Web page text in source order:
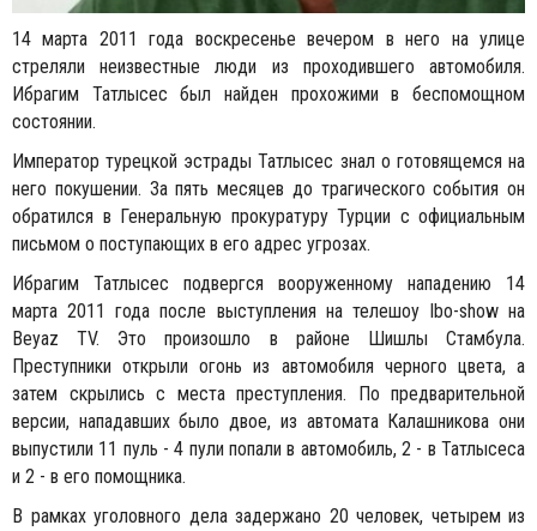
14 марта 2011 года воскресенье вечером в него на улице
стреляли неизвестные люди из проходившего автомобиля.
Ибрагим Татлысес был найден прохожими в беспомощном
состоянии.
Император турецкой эстрады Татлысес знал о готовящемся на
него покушении. За пять месяцев до трагического события он
обратился в Генеральную прокуратуру Турции с официальным
письмом о поступающих в его адрес угрозах.
Ибрагим Татлысес подвергся вооруженному нападению 14
марта 2011 года после выступления на телешоу Ibo-show на
Beyaz TV. Это произошло в районе Шишлы Стамбула.
Преступники открыли огонь из автомобиля черного цвета, а
затем скрылись с места преступления. По предварительной
версии, нападавших было двое, из автомата Калашникова они
выпустили 11 пуль - 4 пули попали в автомобиль, 2 - в Татлысеса
и 2 - в его помощника.
В рамках уголовного дела задержано 20 человек, четырем из